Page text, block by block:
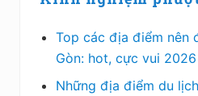
Top các địa điểm nên
Gòn: hot, cực vui 2026
Những địa điểm du